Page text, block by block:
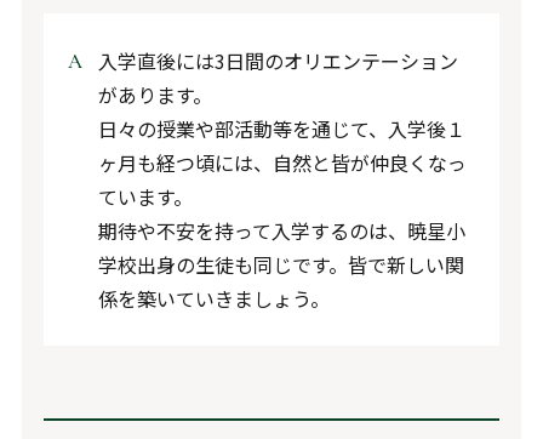
入学直後には3日間のオリエンテーション
があります。
日々の授業や部活動等を通じて、入学後１
ヶ月も経つ頃には、自然と皆が仲良くなっ
ています。
期待や不安を持って入学するのは、暁星小
学校出身の生徒も同じです。皆で新しい関
係を築いていきましょう。